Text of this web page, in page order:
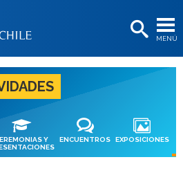
MENÚ
UNIVERSIDAD
Postulantes
Estudiantes
os
Y
ENCUENTROS EXPOSICIONES